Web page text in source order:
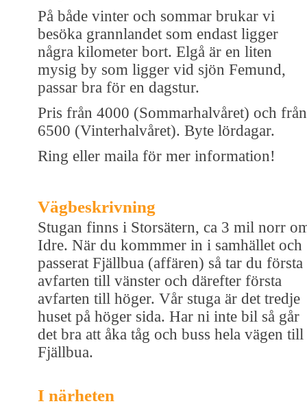
På både vinter och sommar brukar vi
besöka grannlandet som endast ligger
några kilometer bort. Elgå är en liten
mysig by som ligger vid sjön Femund,
passar bra för en dagstur.
Pris från 4000 (Sommarhalvåret) och från
6500 (Vinterhalvåret). Byte lördagar.
Ring eller maila för mer information!
Vägbeskrivning
Stugan finns i Storsätern, ca 3 mil norr
Idre. När du kommmer in i samhället och
passerat Fjällbua (affären) så tar du första
avfarten till vänster och därefter första
avfarten till höger. Vår stuga är det tredje
huset på höger sida. Har ni inte bil så går
det bra att åka tåg och buss hela vägen till
Fjällbua.
I närheten